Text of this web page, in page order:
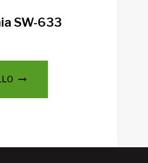
SW-633